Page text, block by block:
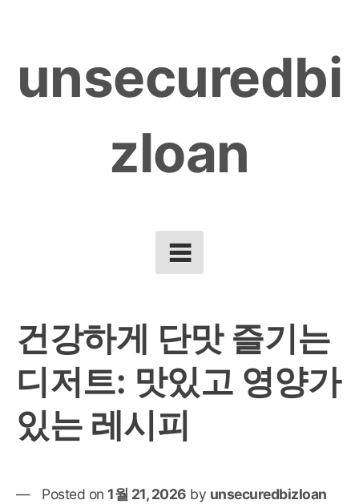
content
unsecuredbi
zloan
건강하게 단맛 즐기는
디저트: 맛있고 영양가
있는 레시피
Posted on 1월 21, 2026 by unsecuredbizloan